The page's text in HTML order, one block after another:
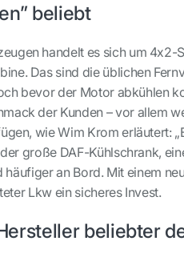
beliebt
handelt es sich um 4x2-
Das sind die üblichen
bevor der Motor abkühlen
der Kunden – vor allem
wie Wim Krom erläutert:
große DAF-Kühlschrank,
an Bord. Mit einem
Lkw ein sicheres Invest.
beliebter